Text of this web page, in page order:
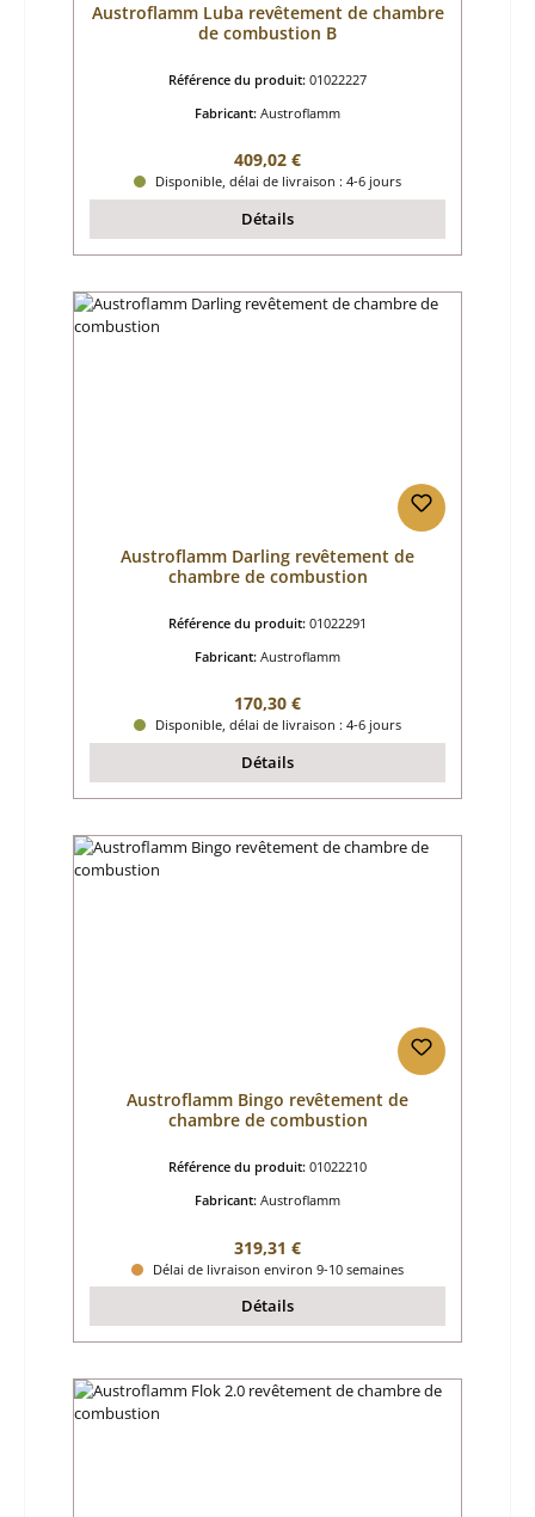
Austroflamm Luba revêtement de chambre
de combustion B
Référence du produit: 01022227
Fabricant: Austroflamm
Prix régulier :
409,02 €
Disponible, délai de livraison : 4-6 jours
Détails
Austroflamm Darling revêtement de
chambre de combustion
Référence du produit: 01022291
Fabricant: Austroflamm
Prix régulier :
170,30 €
Disponible, délai de livraison : 4-6 jours
Détails
Austroflamm Bingo revêtement de
chambre de combustion
Référence du produit: 01022210
Fabricant: Austroflamm
Prix régulier :
319,31 €
Délai de livraison environ 9-10 semaines
Détails